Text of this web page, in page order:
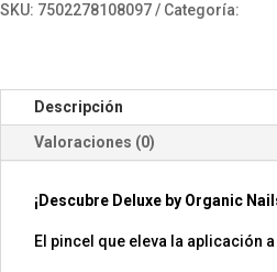
SKU: 7502278108097 Categoría:
Descripción
Valoraciones (0)
¡Descubre Deluxe by Organic
El pincel que eleva la aplicación